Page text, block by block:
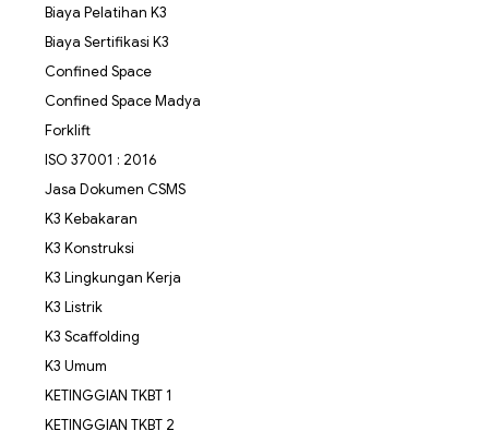
Biaya Pelatihan K3
Biaya Sertifikasi K3
Confined Space
Confined Space Madya
Forklift
ISO 37001 : 2016
Jasa Dokumen CSMS
K3 Kebakaran
K3 Konstruksi
K3 Lingkungan Kerja
K3 Listrik
K3 Scaffolding
K3 Umum
KETINGGIAN TKBT 1
KETINGGIAN TKBT 2